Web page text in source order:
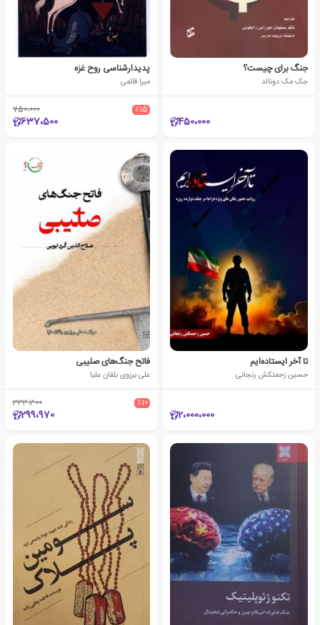
جنگ برای چیست؟
جک مک دونالد
450،000
پدیدارشناسی روح غزه
میرا قائمی
٪15 750،000
637،500
تا آخر ایستاده‌ایم
حسین زحمتکش زنجانی
2،000،000
فاتح جنگ‌های صلیبی
علی برزوی بلقان علیا
٪10 333،300
299،970